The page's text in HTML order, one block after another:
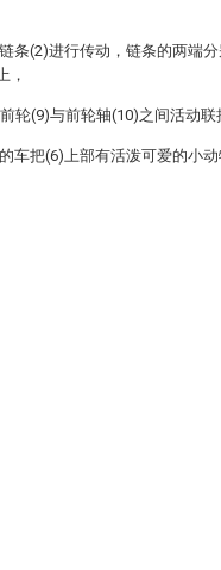
条(2)进行传动，链条的两端
，
轮(9)与前轮轴(10)之间活动联
车把(6)上部有活泼可爱的小